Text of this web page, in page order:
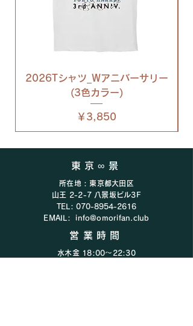
2026Tシャツ_Wアニバーサリー
(3色カラー)
価格
￥3,850
東京∞景
所在地 : 東京都大田区
山王 2-2-7 八景坂ビル3F
TEL:070-8954-2616
EMAIL: info@omorifan.club
営業時間
水木金 18:00〜22:30